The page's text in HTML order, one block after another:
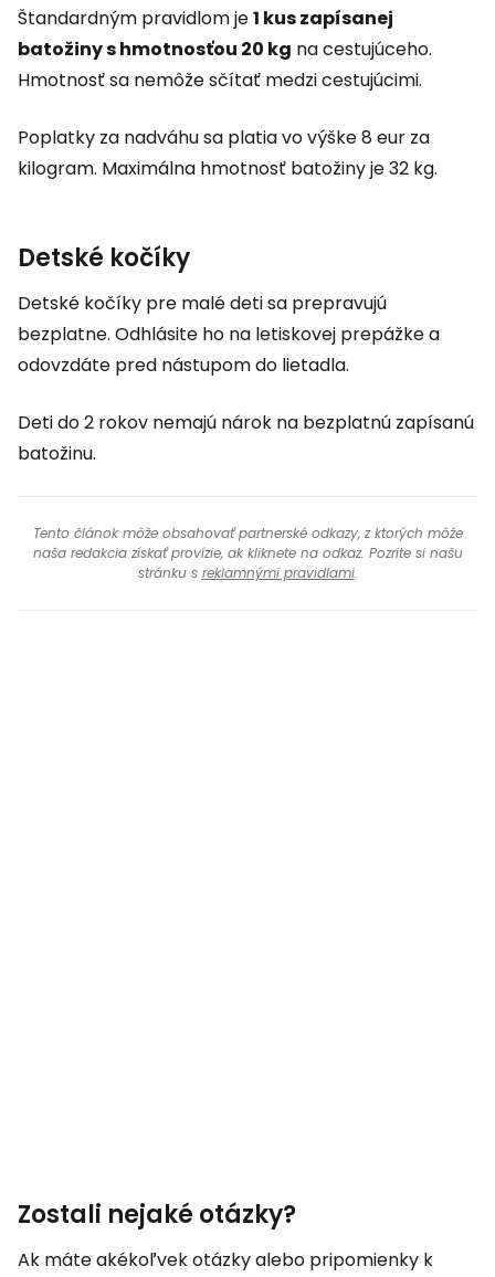
Štandardným pravidlom je1 kus zapísanej
batožiny s hmotnosťou 20 kg na cestujúceho.
Hmotnosť sa nemôže sčítať medzi cestujúcimi.
Poplatky za nadváhu sa platia vo výške 8 eur za
kilogram. Maximálna hmotnosť batožiny je 32 kg.
Detské kočíky
Detské kočíky pre malé deti sa prepravujú
bezplatne. Odhlásite ho na letiskovej prepážke a
odovzdáte pred nástupom do lietadla.
Deti do 2 rokov nemajú nárok na bezplatnú zapísanú
batožinu.
Tento článok môže obsahovať partnerské odkazy, z ktorých môže
naša redakcia získať provízie, ak kliknete na odkaz. Pozrite si našu
stránku s reklamnými pravidlami.
Zostali nejaké otázky?
Ak máte akékoľvek otázky alebo pripomienky k